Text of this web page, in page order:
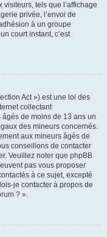
tels que l’affichage
privée, l’envoi de
à un groupe
court instant, c’est
Act ») est une loi des
collectant
de moins de 13 ans un
des mineurs concernés.
aux mineurs âgés de
conseillons de contacter
Veuillez noter que phpBB
pas vous proposer
à ce sujet, excepté
je contacter à propos de
? ».